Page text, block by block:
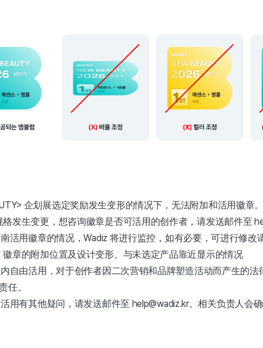
企划展选定奖励发生变形的情况下，无法附加和活用徽章。
发生变更，想咨询徽章是否可活用的创作者，请发送邮件至
活用徽章的情况，Wadiz 将进行监控，如有必要，可进行修改
章的附加位置及设计变形、与未选定产品靠近显示的情况
自由活用，对于创作者因二次营销和品牌塑造活动而产生的法
任。
用有其他疑问，请发送邮件至 help@wadiz.kr。相关负责人会